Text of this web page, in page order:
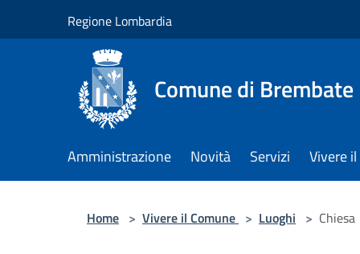
Regione Lombardia
Comune di Brembate
Amministrazione Novità Servizi Vivere
Home > Vivere il Comune > Luoghi > Chiesa